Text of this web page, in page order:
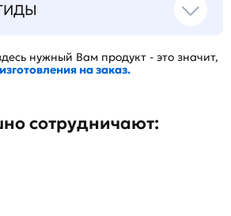
нужный Вам продукт - это значит,
изготовления на заказ.
сотрудничают: